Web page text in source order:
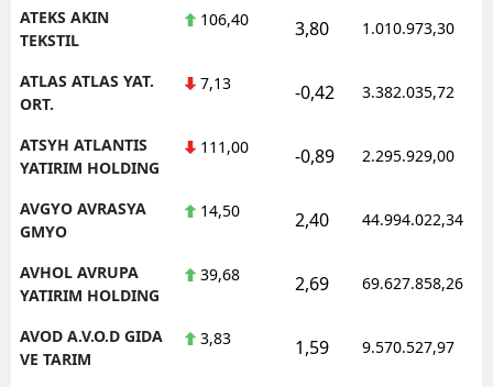
ATEKS AKIN
TEKSTIL
106,40 3,80 1.010.973,30
ATLAS ATLAS YAT.
ORT.
7,13 -0,42 3.382.035,72
ATSYH ATLANTIS
YATIRIM HOLDING
111,00 -0,89 2.295.929,00
AVGYO AVRASYA
GMYO
14,50 2,40 44.994.022,34
AVHOL AVRUPA
YATIRIM HOLDING
39,68 2,69 69.627.858,26
AVOD A.V.O.D GIDA
VE TARIM
3,83 1,59 9.570.527,97